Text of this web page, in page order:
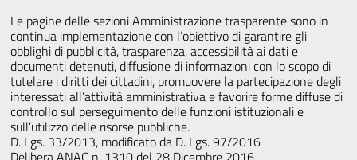
Le pagine delle sezioni Amministrazione trasparente sono in
continua implementazione con l’obiettivo di garantire gli
obblighi di pubblicità, trasparenza, accessibilità ai dati e
documenti detenuti, diffusione di informazioni con lo scopo di
tutelare i diritti dei cittadini, promuovere la partecipazione degli
interessati all’attività amministrativa e favorire forme diffuse di
controllo sul perseguimento delle funzioni istituzionali e
sull’utilizzo delle risorse pubbliche.
D. Lgs. 33/2013, modificato da D. Lgs. 97/2016